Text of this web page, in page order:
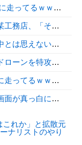
ｗｗｗｗｗｗｗｗｗｗｗｗｗｗｗｗｗｗ
解やったわ」と業者が業界事情を告白
ル姿で登場してしまう
させるおそロシア。
ｗｗｗｗｗｗｗｗｗｗｗｗｗｗｗｗｗ
なの……？」【海外の反応】
食う中国人の子供
これか」と拡散元
ナリストのやり